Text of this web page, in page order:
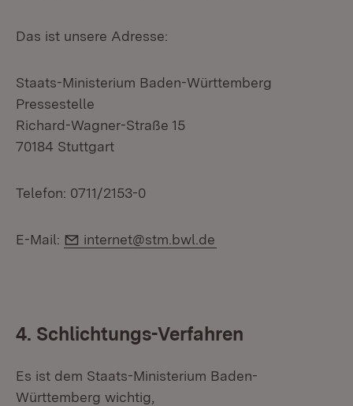
Das ist unsere Adresse:
Staats-Ministerium Baden-Württemberg
Pressestelle
Richard-Wagner-Straße 15
70184 Stuttgart
Telefon: 0711/2153-0
E-Mail: E-Mail:
internet@stm.bwl.de
4. Schlichtungs-Verfahren
Es ist dem Staats-Ministerium Baden-
Württemberg wichtig,